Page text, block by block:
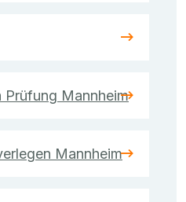
Prüfung Mannheim
Mannheim